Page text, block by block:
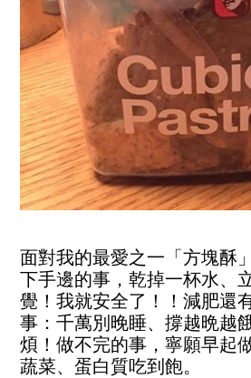
面對我的最愛之一「方塊酥
下手邊的事，乾掉一杯水、
覺！我就安全了！！減肥還
事：千萬別晚睡、撐越晩越
煩！做不完的事，寧願早起
蔬菜、蛋白質吃到飽。